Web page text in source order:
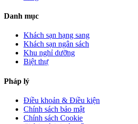
Danh mục
Khách sạn hạng sang
Khách sạn ngân sách
Khu nghỉ dưỡng
Biệt thự
Pháp lý
Điều khoản & Điều kiện
Chính sách bảo mật
Chính sách Cookie